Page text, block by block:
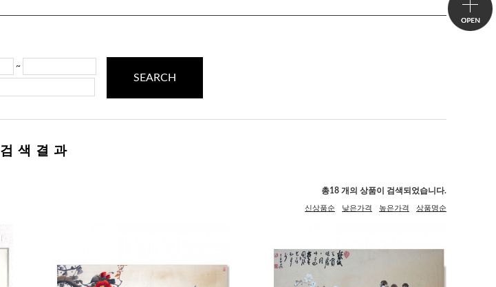
~
SEARCH
검 색 결 과
총18 개의 상품이 검색되었습니다.
상품명순
높은가격
낮은가격
신상품순